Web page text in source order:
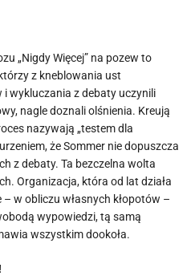
„Nigdy Więcej” na pozew to
z kneblowania ust
wykluczania z debaty uczynili
nagle doznali olśnienia. Kreują
nazywają „testem dla
że Sommer nie dopuszcza
z debaty. Ta bezczelna wolta
Organizacja, która od lat działa
– w obliczu własnych kłopotów –
wypowiedzi, tą samą
wszystkim dookoła.